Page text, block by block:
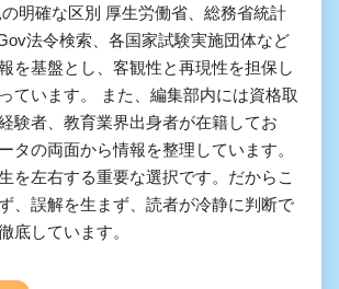
明確な区別 厚生労働省、総務省統計
法令検索、各国家試験実施団体など
を基盤とし、客観性と再現性を担保し
ています。 また、編集部内には資格取
験者、教育業界出身者が在籍してお
タの両面から情報を整理しています。
を左右する重要な選択です。だからこ
、誤解を生まず、読者が冷静に判断で
底しています。